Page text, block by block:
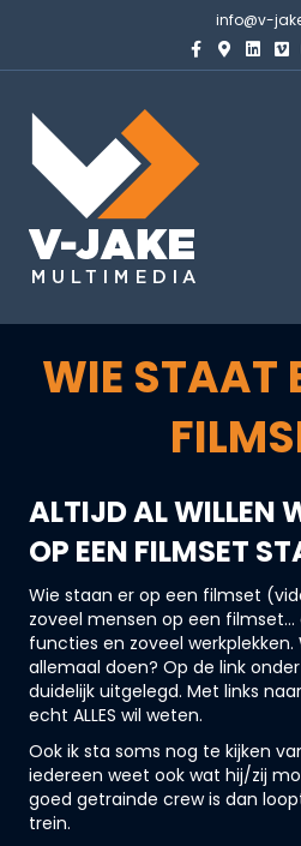
info@v-
Facebook
Google-
Linkedin
WIE STAAT
ALTIJD AL WILLEN
OP EEN FILMSET
Wie staan er op een filmset
zoveel mensen op een filmset...
functies en zoveel
allemaal doen? Op de link
duidelijk uitgelegd. Met links
echt ALLES wil weten.
Ook ik sta soms nog te kijken
iedereen weet ook wat hij/zij
goed getrainde crew is dan
trein.